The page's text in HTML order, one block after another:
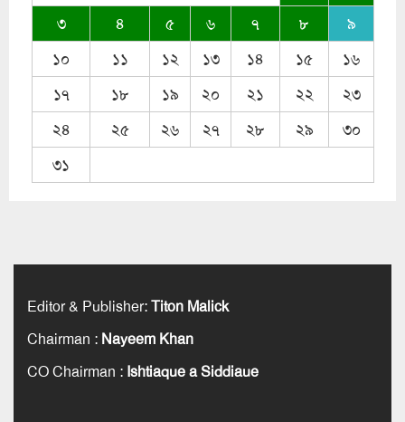
৩
৪ ৫ ৬ ৭ ৮
৯
১০
১১ ১২ ১৩ ১৪ ১৫
১৬
১৭
১৮ ১৯ ২০ ২১ ২২
২৩
২৪
২৫ ২৬ ২৭ ২৮ ২৯
৩০
৩১
Editor & Publisher:Titon Malick
Chairman : Nayeem Khan
CO Chairman : Ishtiaque a Siddiaue